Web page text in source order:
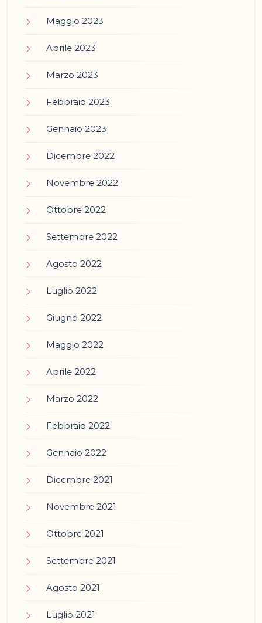
Maggio 2023
Aprile 2023
Marzo 2023
Febbraio 2023
Gennaio 2023
Dicembre 2022
Novembre 2022
Ottobre 2022
Settembre 2022
Agosto 2022
Luglio 2022
Giugno 2022
Maggio 2022
Aprile 2022
Marzo 2022
Febbraio 2022
Gennaio 2022
Dicembre 2021
Novembre 2021
Ottobre 2021
Settembre 2021
Agosto 2021
Luglio 2021